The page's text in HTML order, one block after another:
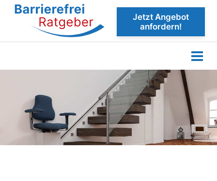
Jetzt Angebot
anfordern!